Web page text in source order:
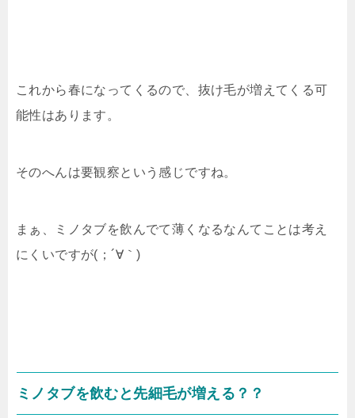
これから春になってくるので、抜け毛が増えてくる可
能性はあります。
そのへんは要観察という感じですね。
まぁ、ミノタブを飲んでて薄くなるなんてことは考え
にくいですが(；´∀｀)
ミノタブを飲むと先細毛が増える？？